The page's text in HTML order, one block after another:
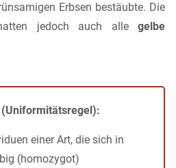
Erbsen bestäubte. Die
jedoch auch alle gelbe
einer Art, die sich in
(homozygot)